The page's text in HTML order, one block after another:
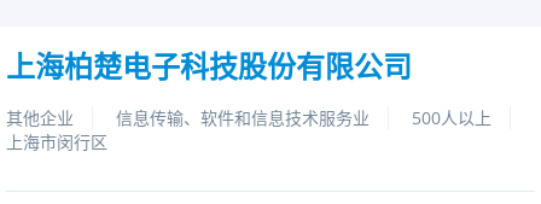
上海柏楚电子科技股份有限公司
其他企业 信息传输、软件和信息技术服务业
500人以上
上海市闵行区